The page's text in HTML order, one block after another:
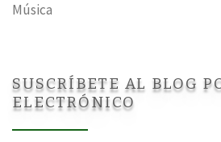
Música
SUSCRÍBETE AL BLOG
ELECTRÓNICO